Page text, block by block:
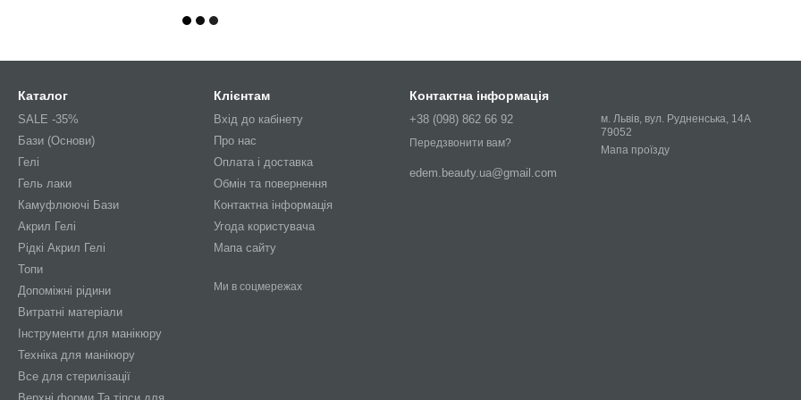
Каталог
SALE -35%
Бази (Основи)
Гелі
Гель лаки
Камуфлюючі Бази
Акрил Гелі
Рідкі Акрил Гелі
Топи
Допоміжні рідини
Витратні матеріали
Інструменти для манікюру
Техніка для манікюру
Все для стерилізації
Клієнтам
Вхід до кабінету
Про нас
Оплата і доставка
Обмін та повернення
Контактна інформація
Угода користувача
Мапа сайту
Ми в соцмережах
Контактна інформація
+38 (098) 862 66 92
Передзвонити вам?
edem.beauty.ua@gmail.com
м. Львів, вул. Рудненська, 14А
79052
Мапа проїзду